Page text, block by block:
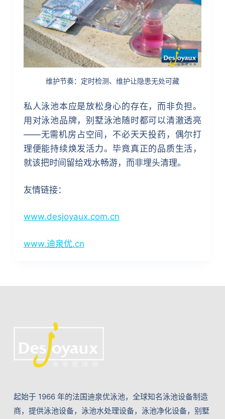
维护节奏：定时检测、维护让隐患无处可藏
私人泳池本应是放松身心的存在，而非负担。
用对泳池品牌，别墅泳池随时都可以清澈透亮
——无需机房占空间，不必天天投药，偶尔打
理便能持续焕发活力。毕竟真正的品质生活，
就该把时间留给戏水畅游，而非埋头清理。
友情链接：
www.desjoyaux.com.cn
www.迪泉优.cn
起始于 1966 年的法国迪泉优泳池，全球知名泳池设备制造
商，提供泳池设备，泳池水处理设备，泳池净化设备，别墅